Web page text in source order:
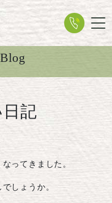
記
ってきました。
しょうか。